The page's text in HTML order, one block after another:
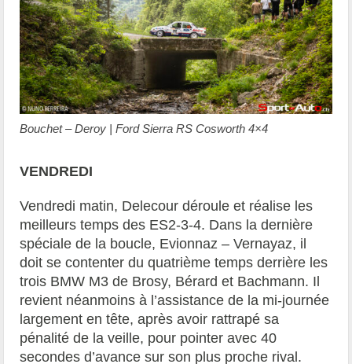
Bouchet – Deroy | Ford Sierra RS Cosworth 4×4
VENDREDI
Vendredi matin, Delecour déroule et réalise les
meilleurs temps des ES2-3-4. Dans la dernière
spéciale de la boucle, Evionnaz – Vernayaz, il
doit se contenter du quatrième temps derrière les
trois BMW M3 de Brosy, Bérard et Bachmann. Il
revient néanmoins à l’assistance de la mi-journée
largement en tête, après avoir rattrapé sa
pénalité de la veille, pour pointer avec 40
secondes d’avance sur son plus proche rival.